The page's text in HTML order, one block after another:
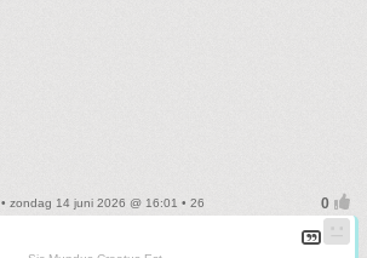
• zondag 14 juni 2026 @ 16:01 • 26